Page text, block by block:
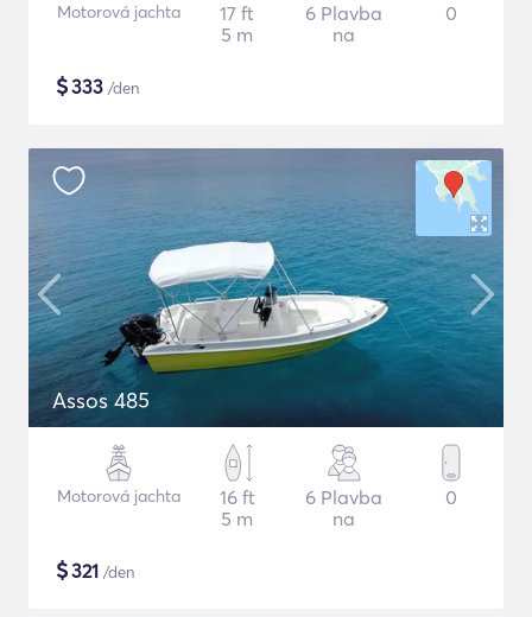
Motorová jachta
17 ft
5 m
6 Plavba
na
0
$333 /den
Assos 485
Motorová jachta
16 ft
5 m
6 Plavba
na
0
$321 /den